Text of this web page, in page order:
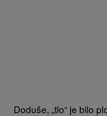
Doduše, „tlo“ je bilo